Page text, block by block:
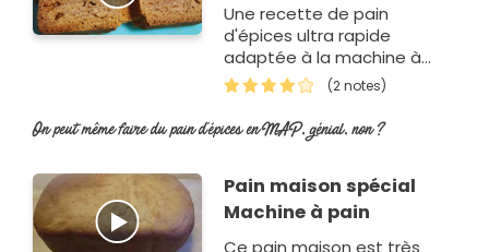
Une recette de pain
d'épices ultra rapide
adaptée à la machine à
pain.
(2 notes)
On peut même faire du pain d'épices en MAP, génial, non ?
Pain maison spécial
Machine à pain